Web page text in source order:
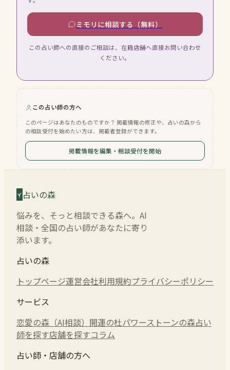
ミモリに相談する（無料）
この占い師への直接のご相談は、在籍店舗へ直接お問い合わせ
ください。
この占い師の方へ
このページはあなたのものですか？ 掲載情報の修正や、占いの森から
の相談受付を始めたい方は、掲載者登録ができます。
掲載情報を編集・相談受付を開始
占いの森
悩みを、そっと相談できる森へ。AI
相談・全国の占い師があなたに寄り
添います。
占いの森
トップページ運営会社利用規約プライバシーポリシー
サービス
恋愛の森（AI相談） 開運の杜パワーストーンの森占い
師を探す店舗を探すコラム
占い師・店舗の方へ